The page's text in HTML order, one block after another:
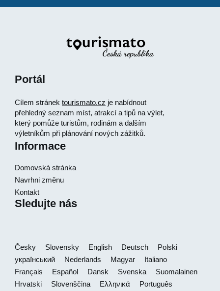
Portál
Cílem stránek tourismato.cz je nabídnout
přehledný seznam míst, atrakcí a tipů na výlet,
který pomůže turistům, rodinám a dalším
výletníkům při plánování nových zážitků.
Informace
Domovská stránka
Navrhni změnu
Kontakt
Sledujte nás
Česky Slovensky English Deutsch
Polski
український
Nederlands Magyar
Italiano
Français
Español Dansk Svenska
Suomalainen
Hrvatski
Slovenščina Ελληνικά Português